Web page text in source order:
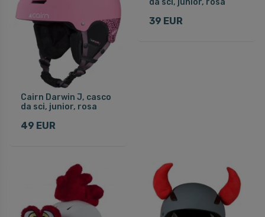
Cairn Darwin J, casco
da sci, junior, rosa
49 EUR
39 EUR